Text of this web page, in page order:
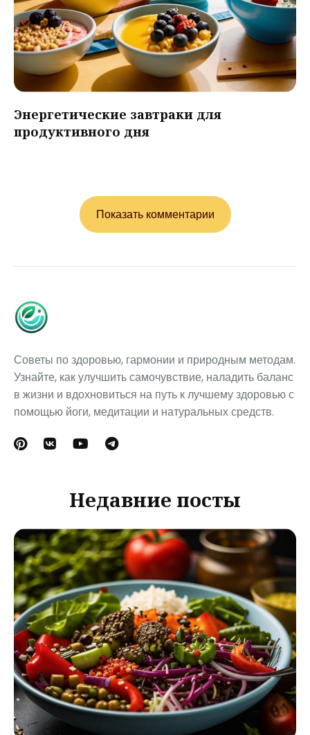
Энергетические завтраки для
продуктивного дня
Показать комментарии
Советы по здоровью, гармонии и природным методам.
Узнайте, как улучшить самочувствие, наладить баланс
в жизни и вдохновиться на путь к лучшему здоровью с
помощью йоги, медитации и натуральных средств.
Недавние посты